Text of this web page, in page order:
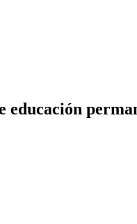
educación